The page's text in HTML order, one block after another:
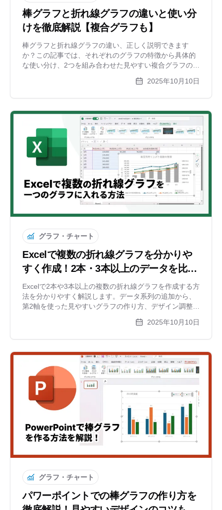
棒グラフと折れ線グラフの違いと使い分
けを徹底解説【複合グラフも】
棒グラフと折れ線グラフの違い、正しく説明できます
か？この記事では、それぞれのグラフの特徴から具体的
な使い分け、2つを組み合わせた見やすい複合グラフの作
インツールで簡単に作成する方法も紹介。2025年10月10日
グラフ・チャート
Excelで複数の折れ線グラフを分かりや
すく作成！2本・3本以上のデータを比較
するコツ
Excelで2本や3本以上の複数の折れ線グラフを作成する方
法を分かりやすく解説します。データ系列の追加から、
第2軸を使った見やすいグラフの作り方、デザイン調整の
たい方におすすめのツールも紹介します。2025年10月10日
グラフ・チャート
パワーポイントでの棒グラフの作り方を